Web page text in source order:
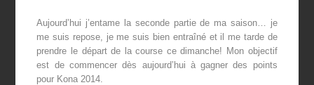
Aujourd’hui j’entame la seconde partie de ma saison… je
me suis repose, je me suis bien entraîné et il me tarde de
prendre le départ de la course ce dimanche! Mon objectif
est de commencer dès aujourd’hui à gagner des points
pour Kona 2014.